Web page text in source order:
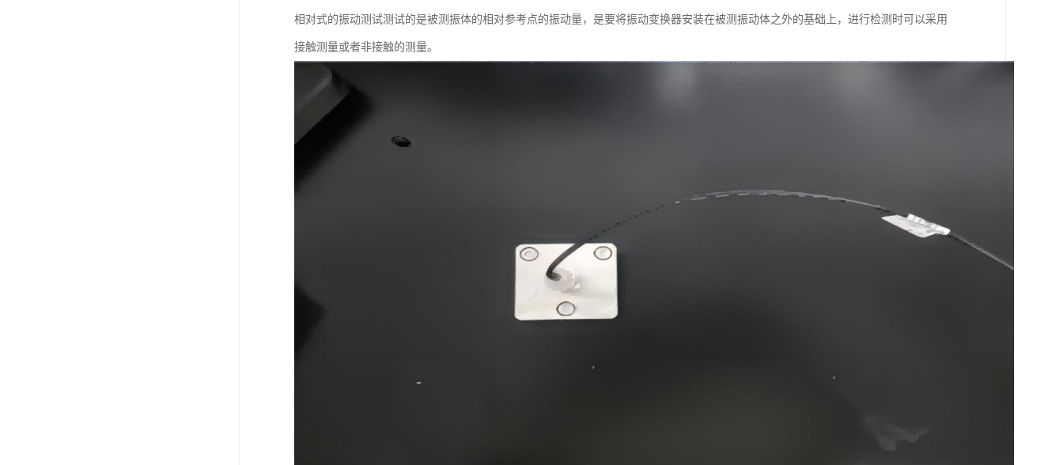
相对式的振动测试测试的是被测振体的相对参考点的振动量，是要将振动变换器安装在被测振动体之外的基础上，进行检测时可以采用
接触测量或者非接触的测量。